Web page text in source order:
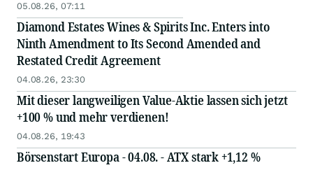
05.08.26, 07:11
Diamond Estates Wines & Spirits Inc. Enters into
Ninth Amendment to Its Second Amended and
Restated Credit Agreement
04.08.26, 23:30
Mit dieser langweiligen Value-Aktie lassen sich jetzt
+100 % und mehr verdienen!
04.08.26, 19:43
Börsenstart Europa - 04.08. - ATX stark +1,12 %